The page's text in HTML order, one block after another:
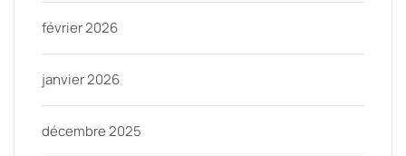
février 2026
janvier 2026
décembre 2025